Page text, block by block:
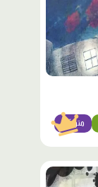
متوسّط